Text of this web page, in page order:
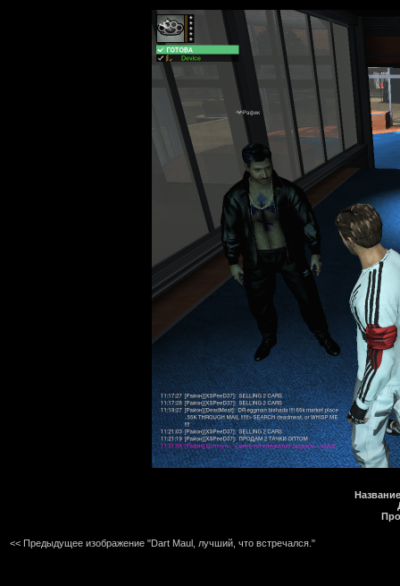
<< Предыдущее изображение "Dart Maul, лучший, что встречался."